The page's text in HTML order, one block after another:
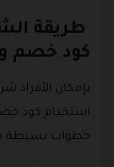
طريقة
كود خصم
بإمكان الأفراد
استخدام كود
خطوات بسيطة